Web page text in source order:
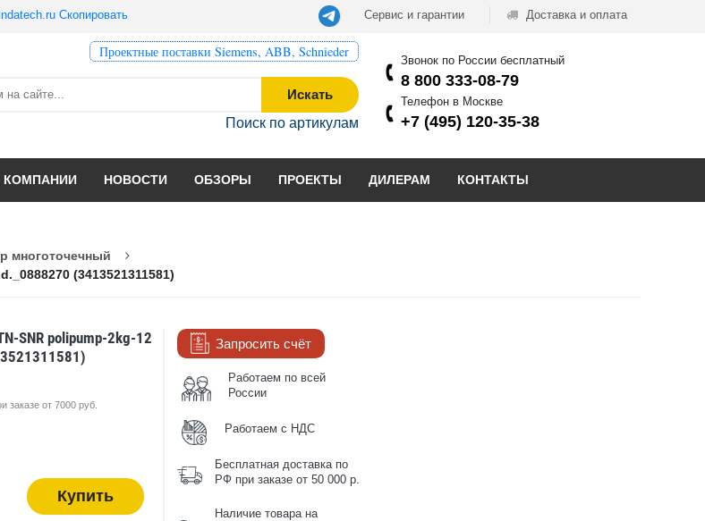
Скопировать Сервис и гарантии Доставка и оплата
Проектные поставки Siemens, ABB, Schnieder
Искать
Поиск по артикулам
Звонок по России бесплатный
8 800 333-08-79
Телефон в Москве
+7 (495) 120-35-38
КОМПАНИИ НОВОСТИ ОБЗОРЫ ПРОЕКТЫ ДИЛЕРАМ КОНТАКТЫ
многоточечный
(3413521311581)
SNR polipump-2kg-12
заказе от 7000 руб.
Купить
Запросить счёт
Работаем по всей
России
Работаем с НДС
Бесплатная доставка по
РФ при заказе от 50 000 р.
Наличие товара на